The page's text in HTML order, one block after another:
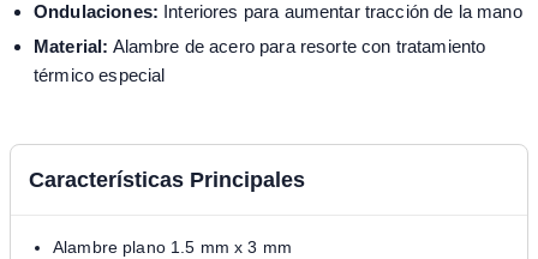
Ondulaciones: Interiores para aumentar tracción de la mano
Material: Alambre de acero para resorte con tratamiento
térmico especial
Características Principales
Alambre plano 1.5 mm x 3 mm